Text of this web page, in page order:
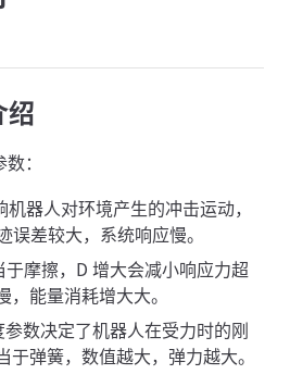
绍
：
器人对环境产生的冲击运动，
误差较大，系统响应慢。
摩擦，D 增大会减小响应力超
能量消耗增大大。
数决定了机器人在受力时的刚
于弹簧，数值越大，弹力越大。